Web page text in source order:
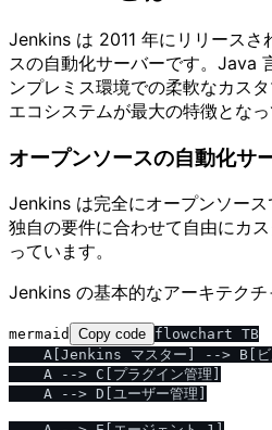
Jenkins は 2011 年にリリースさ
スの自動化サーバーです。Java
ンプレミス環境での柔軟なカス
エコシステムが最大の特徴となっ
オープンソースの自動化サ
Jenkins は完全にオープンソー
独自の要件に合わせて自由にカ
っています。
Jenkins の基本的なアーキテクチ
mermaid Copy code flowchart TB
A[Jenkins マスター] --> B[ビ
    A --> C[プラグイン管理]
    A --> D[ユーザー管理]